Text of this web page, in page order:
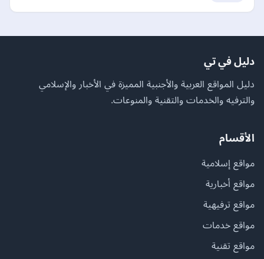
دليل في تي
دليل المواقع العربية والأجنبية المميزة في الأخبار والإسلامي
والترفيه والخدمات والتقنية والمنوعات.
الأقسام
مواقع إسلامية
مواقع أخبارية
مواقع ترفيهية
مواقع خدمات
مواقع تقنية